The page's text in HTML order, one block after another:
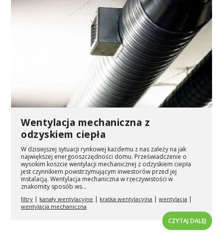
Wentylacja mechaniczna z
odzyskiem ciepła
W dzisiejszej sytuacji rynkowej każdemu z nas zależy na jak
największej energooszczędności domu. Przeświadczenie o
wysokim koszcie wentylacji mechanicznej z odzyskiem ciepła
jest czynnikiem powstrzymującym inwestorów przed jej
instalacją. Wentylacja mechaniczna w rzeczywistości w
znakomity sposób ws...
filtry | kanały wentylacyjne | kratka wentylacyjna |wentylacja |
wentylacja mechaniczna
CZYTAJ DALEJ